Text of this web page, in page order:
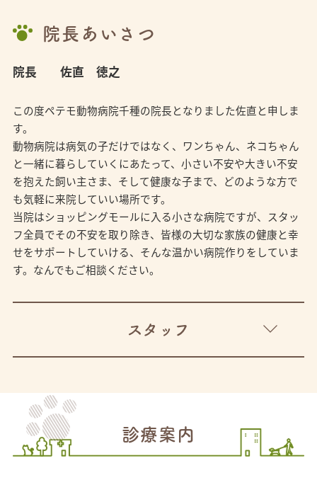
院長あいさつ
院長 佐直 徳之
この度ペテモ動物病院千種の院長となりました佐直と申しま
す。
動物病院は病気の子だけではなく、ワンちゃん、ネコちゃん
と一緒に暮らしていくにあたって、小さい不安や大きい不安
を抱えた飼い主さま、そして健康な子まで、どのような方で
も気軽に来院していい場所です。
当院はショッピングモールに入る小さな病院ですが、スタッ
フ全員でその不安を取り除き、皆様の大切な家族の健康と幸
せをサポートしていける、そんな温かい病院作りをしていま
す。なんでもご相談ください。
スタッフ
診療案内